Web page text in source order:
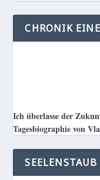
CHRONIK
Ich überlasse der
Tagesbiographie von